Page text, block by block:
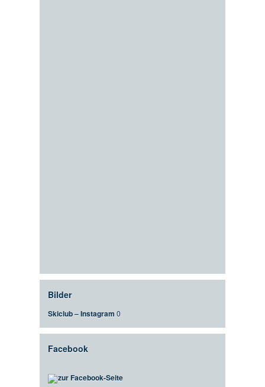
Bilder
Skiclub – Instagram 0
Facebook
zur Facebook-Seite